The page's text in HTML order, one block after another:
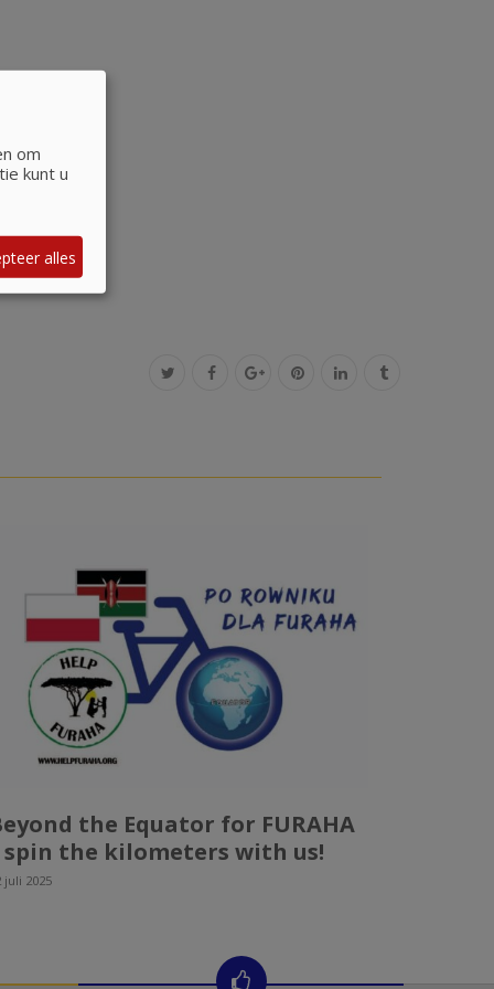
the Equator for FURAHA
spin the kilometers with us!
juli 2025
om
kunt u
alles